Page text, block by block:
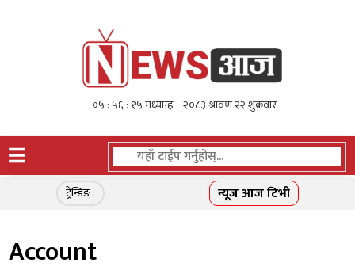
ट्रेन्डिङ : न्यूज आज टिभी
Account